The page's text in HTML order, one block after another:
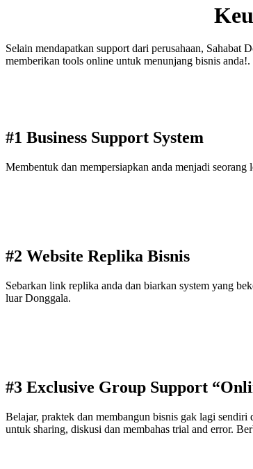
Selain mendapatkan support dari perusahaan,
memberikan tools online untuk menunjang bisnis anda!.
#1 Business Support System
Membentuk dan mempersiapkan anda menjadi
#2 Website Replika Bisnis
Sebarkan link replika anda dan biarkan system yang
luar Donggala.
#3 Exclusive Group Support
Belajar, praktek dan membangun bisnis gak lagi
untuk sharing, diskusi dan membahas trial and error.